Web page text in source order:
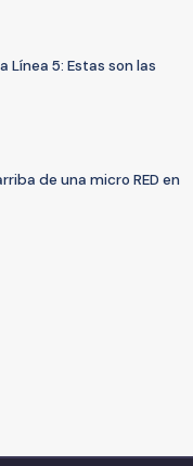
5: Estas son las
de una micro RED en